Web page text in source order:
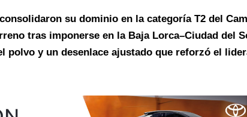
su dominio en la categoría T2 del
tras imponerse en la Baja Lorca–Ciudad del
polvo y un desenlace ajustado que reforzó el